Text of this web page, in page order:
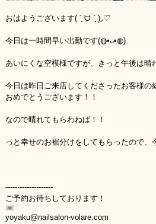
おはようございます( ´͈ ᗨ `͈ )◞♡⃛
今日は一時間早い出勤です(◍•ᴗ•◍)
あいにくな空模様ですが、きっと午後は晴
今日は昨日ご来店してくださったお客様
おめでとうございます！！
なので晴れてもらわねば！！
っと幸せのお裾分けをしてもらったので
--------------------
ご予約お待ちしております！
yoyaku@nailsalon-volare.com